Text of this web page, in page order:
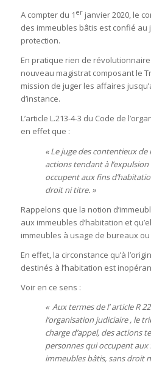
A compter du 1 erjanvier 2020, le
des immeubles bâtis est confié au
protection.
En pratique rien de
nouveau magistrat composant le
mission de juger les affaires
d’instance.
L’article L.213-4-3 du Code de
en effet que :
« Le juge des contentieux
actions tendant à
occupent aux fins
droit ni titre. »
Rappelons que la notion
aux immeubles d’habitation et
immeubles à usage de bureaux
En effet, la circonstance qu’à
destinés à l’habitation est
Voir en ce sens :
« Aux termes de l’ article R
l’organisation judiciaire , le
charge d’appel, des actions
personnes qui occupent aux
immeubles bâtis, sans droit